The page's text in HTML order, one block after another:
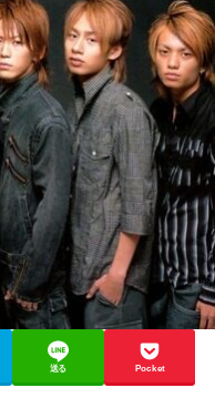
送る Pocket